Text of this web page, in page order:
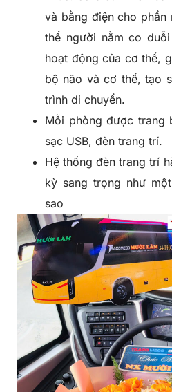
và bằng điện cho phần
thể người nằm co
hoạt động của cơ thể,
bộ não và cơ thể, tạo
trình di chuyển.
Mỗi phòng được trang
sạc USB, đèn trang trí.
Hệ thống đèn trang trí
kỳ sang trọng như
sao